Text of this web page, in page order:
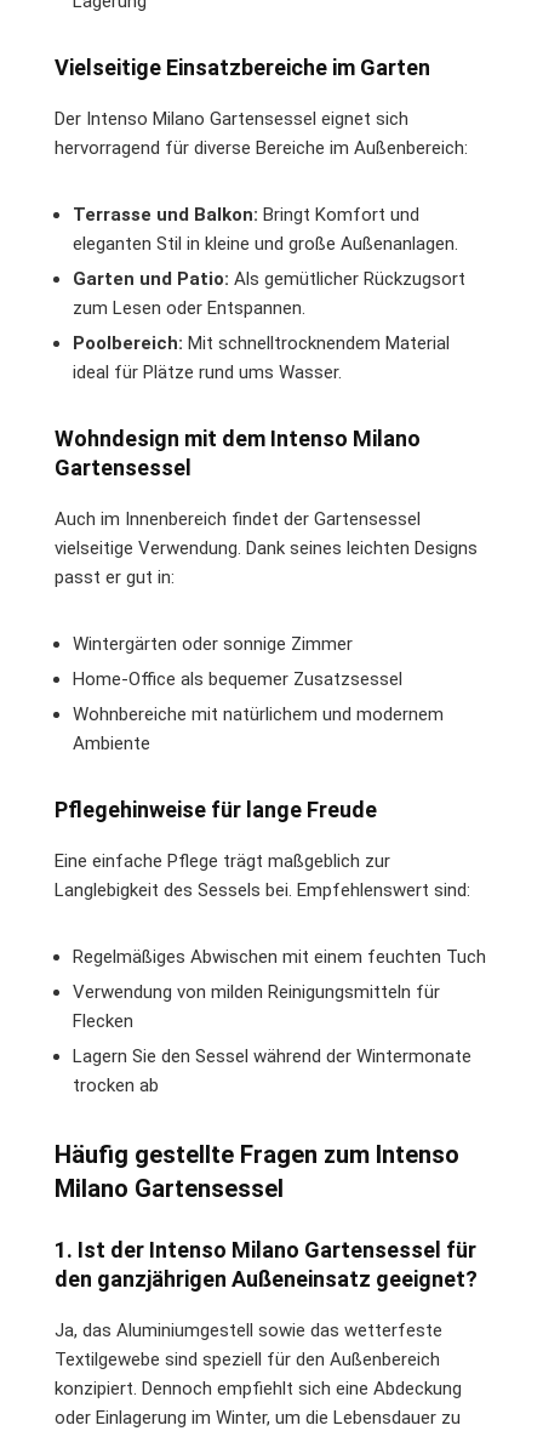
Vielseitige Einsatzbereiche im Garten
Der Intenso Milano Gartensessel eignet sich
hervorragend für diverse Bereiche im Außenbereich:
Terrasse und Balkon: Bringt Komfort und
eleganten Stil in kleine und große Außenanlagen.
Garten und Patio: Als gemütlicher Rückzugsort
zum Lesen oder Entspannen.
Poolbereich: Mit schnelltrocknendem Material
ideal für Plätze rund ums Wasser.
Wohndesign mit dem Intenso Milano
Gartensessel
Auch im Innenbereich findet der Gartensessel
vielseitige Verwendung. Dank seines leichten Designs
passt er gut in:
Wintergärten oder sonnige Zimmer
Home-Office als bequemer Zusatzsessel
Wohnbereiche mit natürlichem und modernem
Ambiente
Pflegehinweise für lange Freude
Eine einfache Pflege trägt maßgeblich zur
Langlebigkeit des Sessels bei. Empfehlenswert sind:
Regelmäßiges Abwischen mit einem feuchten Tuch
Verwendung von milden Reinigungsmitteln für
Flecken
Lagern Sie den Sessel während der Wintermonate
trocken ab
Häufig gestellte Fragen zum Intenso
Milano Gartensessel
1. Ist der Intenso Milano Gartensessel für
den ganzjährigen Außeneinsatz geeignet?
Ja, das Aluminiumgestell sowie das wetterfeste
Textilgewebe sind speziell für den Außenbereich
konzipiert. Dennoch empfiehlt sich eine Abdeckung
oder Einlagerung im Winter, um die Lebensdauer zu